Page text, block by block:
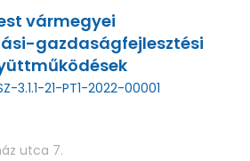
vármegyei
gazdaságfejlesztési
3.1.1-21-PT1-2022-00001
utca 7.